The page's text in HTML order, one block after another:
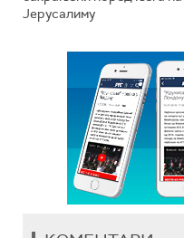
Јерусалиму